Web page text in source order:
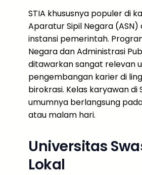
STIA khususnya populer di
Aparatur Sipil Negara
instansi pemerintah.
Negara dan Administrasi
ditawarkan sangat relevan
pengembangan karier di
birokrasi. Kelas karyawan di
umumnya berlangsung
atau malam hari.
Universitas
Lokal